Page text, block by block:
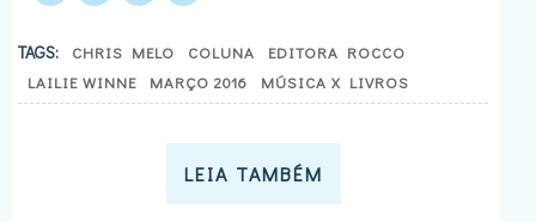
TAGS: CHRIS MELO COLUNA
EDITORA ROCCO
LAILIE WINNE
MARÇO 2016 MÚSICA X LIVROS
LEIA TAMBÉM